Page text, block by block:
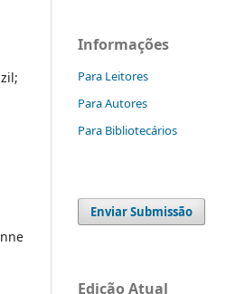
Informações
Para Leitores
Para Autores
Para Bibliotecários
Enviar Submissão
Edição Atual